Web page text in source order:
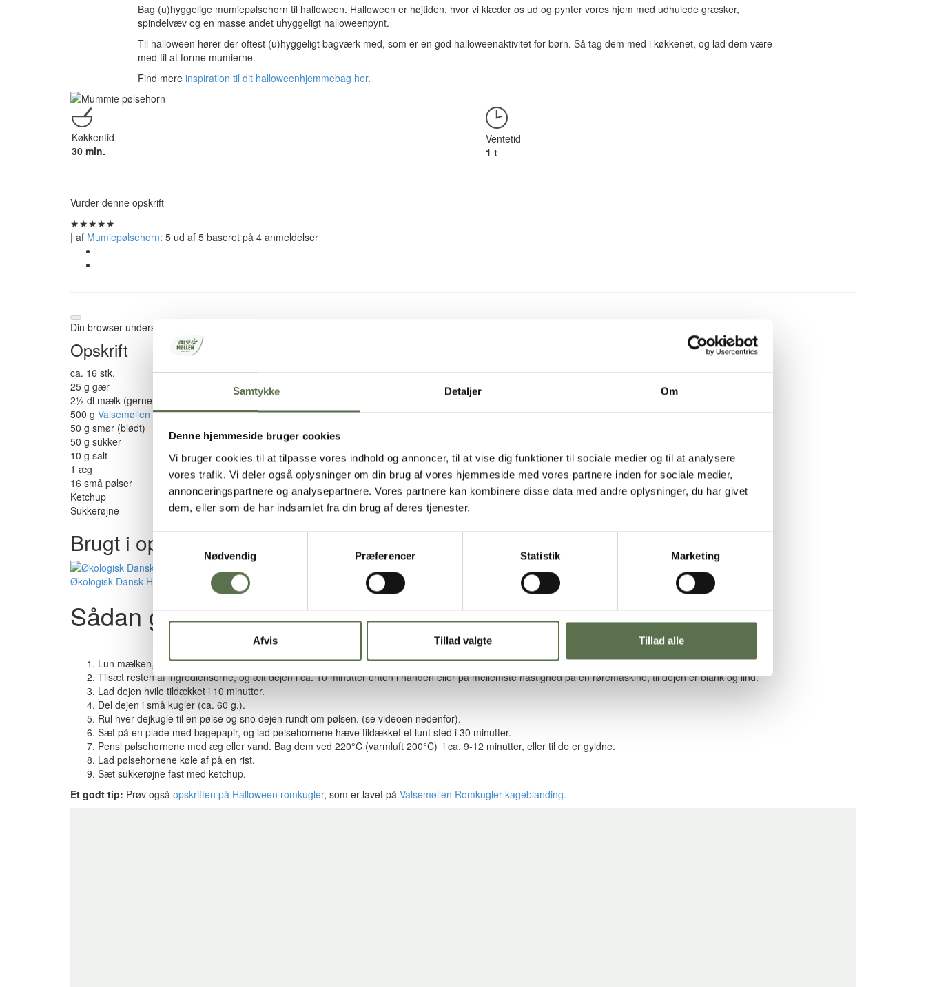
Samtykke Detaljer Om
Denne hjemmeside bruger cookies
Vi bruger cookies til at tilpasse vores indhold og annoncer, til at vise dig funktioner til sociale medier og til at analysere
vores trafik. Vi deler også oplysninger om din brug af vores hjemmeside med vores partnere inden for sociale medier,
annonceringspartnere og analysepartnere. Vores partnere kan kombinere disse data med andre oplysninger, du har givet
dem, eller som de har indsamlet fra din brug af deres tjenester.
Samtykkevalg
Nødvendig
Præferencer Statistik Marketing
Afvis Tillad valgte Tillad alle
Bag (u)hyggelige mumiepølsehorn til halloween. Halloween er højtiden, hvor vi klæder os ud og pynter vores hjem med udhulede græsker,
spindelvæv og en masse andet uhyggeligt halloweenpynt.
Til halloween hører der oftest (u)hyggeligt bagværk med, som er en god halloweenaktivitet for børn. Så tag dem med i køkkenet, og lad dem være
med til at forme mumierne.
Find mereinspiration til dit halloweenhjemmebag her.
Køkkentid
30 min.
Ventetid
1 t
Vurder denne opskrift
★★★★★
| af Mumiepølsehorn: 5 ud af 5 baseret på 4 anmeldelser
Din browser understøtter ikke denne funktion
Opskrift
ca. 16 stk.
25 g gær
2½ dl mælk (gerne sødmælk)
500 g Valsemøllen Økologisk Dansk Hvedemel
50 g smør (blødt)
50 g sukker
10 g salt
1 æg
16 små pølser
Ketchup
Sukkerøjne
Brugt i opskriften
Økologisk Dansk Hvedemel
Sådan gør du
Lun mælken, og opløs gær i den lunkne mælk.
Tilsæt resten af ingredienserne, og ælt dejen i ca. 10 minutter enten i hånden eller på mellemste hastighed på en røremaskine, til dejen er blank og lind.
Lad dejen hvile tildækket i 10 minutter.
Del dejen i små kugler (ca. 60 g.).
Rul hver dejkugle til en pølse og sno dejen rundt om pølsen. (se videoen nedenfor).
Sæt på en plade med bagepapir, og lad pølsehornene hæve tildækket et lunt sted i 30 minutter.
Pensl pølsehornene med æg eller vand. Bag dem ved 220°C (varmluft 200°C) i ca. 9-12 minutter, eller til de er gyldne.
Lad pølsehornene køle af på en rist.
Sæt sukkerøjne fast med ketchup.
Et godt tip: Prøv også opskriften på Halloween romkugler, som er lavet på Valsemøllen Romkugler kageblanding.